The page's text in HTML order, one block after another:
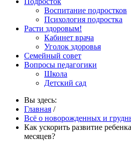
Воспитание подростков
Психология подростка
Расти здоровым!
Кабинет врача
Уголок здоровья
Семейный совет
Вопросы педагогики
Школа
Детский сад
Вы здесь:
Главная /
Всё о новорожденных и
Как ускорить развитие
месяцев?